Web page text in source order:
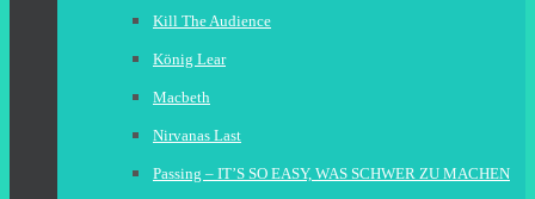
Kill The Audience
König Lear
Macbeth
Nirvanas Last
Passing – IT’S SO EASY, WAS SCHWER ZU MACHEN